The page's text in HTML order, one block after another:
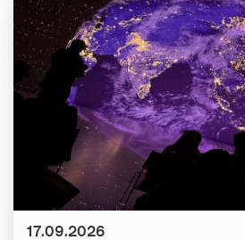
Datum:
17.09.2026